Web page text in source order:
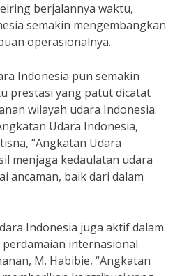
berjalannya waktu,
semakin mengembangkan
operasionalnya.
Indonesia pun semakin
prestasi yang patut dicatat
wilayah udara Indonesia.
Udara Indonesia,
“Angkatan Udara
menjaga kedaulatan udara
ancaman, baik dari dalam
Indonesia juga aktif dalam
internasional.
M. Habibie, “Angkatan